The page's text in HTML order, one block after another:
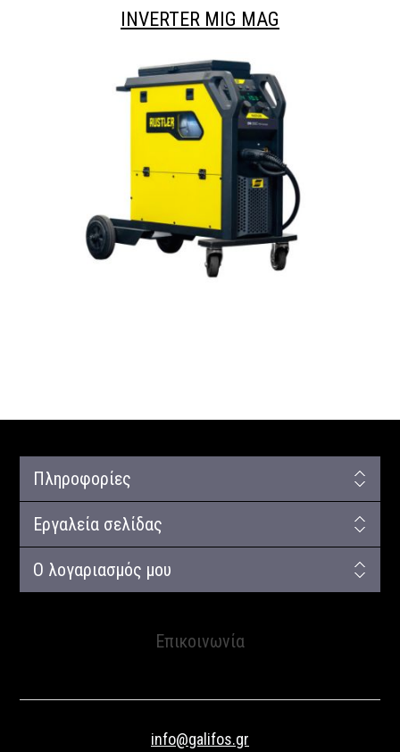
INVERTER MIG MAG
Πληροφορίες
Εργαλεία σελίδας
Ο λογαριασμός μου
Επικοινωνία
info@galifos.gr